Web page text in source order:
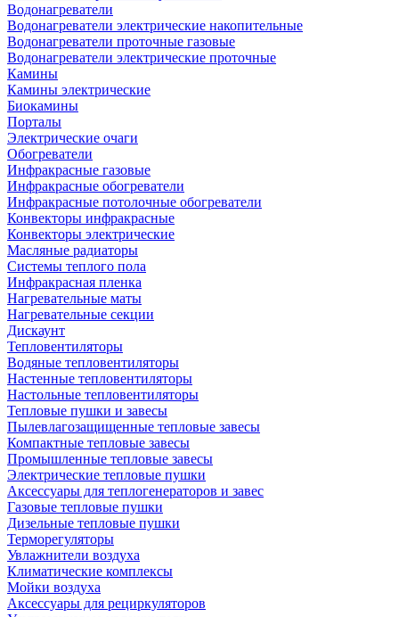
Водонагреватели
Водонагреватели электрические накопительные
Водонагреватели проточные газовые
Водонагреватели электрические проточные
Камины
Камины электрические
Биокамины
Порталы
Электрические очаги
Обогреватели
Инфракрасные газовые
Инфракрасные обогреватели
Инфракрасные потолочные обогреватели
Конвекторы инфракрасные
Конвекторы электрические
Масляные радиаторы
Системы теплого пола
Инфракрасная пленка
Нагревательные маты
Нагревательные секции
Дискаунт
Тепловентиляторы
Водяные тепловентиляторы
Настенные тепловентиляторы
Настольные тепловентиляторы
Тепловые пушки и завесы
Пылевлагозащищенные тепловые завесы
Компактные тепловые завесы
Промышленные тепловые завесы
Электрические тепловые пушки
Аксессуары для теплогенераторов и завес
Газовые тепловые пушки
Дизельные тепловые пушки
Терморегуляторы
Увлажнители воздуха
Климатические комплексы
Мойки воздуха
Аксессуары для рециркуляторов